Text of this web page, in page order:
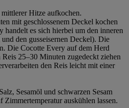
Hitze aufkochen.
mit geschlossenem Deckel kochen
handelt es sich hierbei um den inneren
den gusseisernen Deckel). Die
Die Cocotte Every auf dem Herd
Reis 25–30 Minuten zugedeckt ziehen
den Reis leicht mit einer
Sesamöl und schwarzen Sesam
Zimmertemperatur auskühlen lassen.